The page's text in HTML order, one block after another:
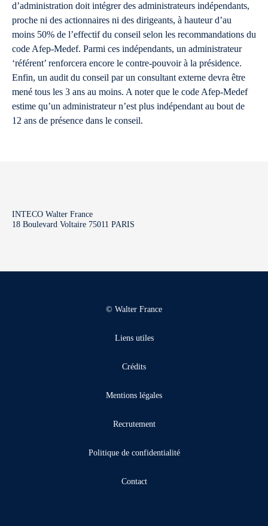
d’administration doit intégrer des administrateurs indépendants,
proche ni des actionnaires ni des dirigeants, à hauteur d’au
moins 50% de l’effectif du conseil selon les recommandations du
code Afep-Medef. Parmi ces indépendants, un administrateur
‘référent’ renforcera encore le contre-pouvoir à la présidence.
Enfin, un audit du conseil par un consultant externe devra être
mené tous les 3 ans au moins. A noter que le code Afep-Medef
estime qu’un administrateur n’est plus indépendant au bout de
12 ans de présence dans le conseil.
INTECO Walter France
18 Boulevard Voltaire 75011 PARIS
© Walter France
Liens utiles
Crédits
Mentions légales
Recrutement
Politique de confidentialité
Contact